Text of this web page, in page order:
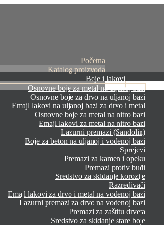
Početna
Katalog proizvoda
Boje i lakovi
Osnovne boje za metal na uljanoj bazi
Osnovne boje za drvo na uljanoj bazi
Emajl lakovi na uljanoj bazi za drvo i metal
Osnovne boje za metal na nitro bazi
Emajl lakovi za metal na nitro bazi
Lazurni premazi (Sandolin)
Boje za beton na uljanoj i vodenoj bazi
Sprejevi
Premazi za kamen i opeku
Premazi protiv buđi
Sredstvo za skidanje korozije
Razređivači
Emajl lakovi za drvo i metal na vodenoj bazi
Lazurni premazi za drvo na vodenoj bazi
Premazi za zaštitu drveta
Sredstvo za skidanje stare boje